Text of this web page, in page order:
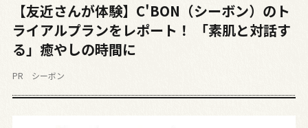
【友近さんが体験】C'BON（シーボン）のト
ライアルプランをレポート！ 「素肌と対話す
る」癒やしの時間に
PR シーボン